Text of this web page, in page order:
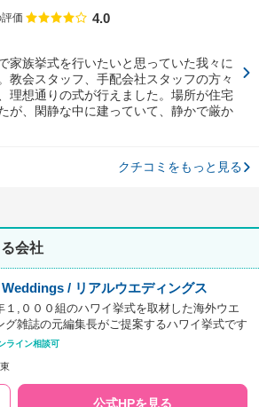
価 点数
4.0
家族挙式を行いたいと思っていた我々に
教会スタッフ、手配会社スタッフの方々
理想通りの式が行えました。場所が住宅
が、閑静な中に建っていて、静かで厳か
クチコミをもっと見る
会社
/ リアルウエディングス
１,０００組のハワイ挙式を取材した海外ウエ
グ雑誌の元編集長がご提案するハワイ挙式です
ライン相談可
公式HPを見る